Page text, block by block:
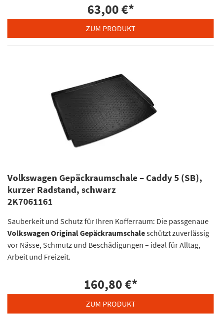
63,00 €*
ZUM PRODUKT
Volkswagen Gepäckraumschale – Caddy 5 (SB),
kurzer Radstand, schwarz
2K7061161
Sauberkeit und Schutz für Ihren Kofferraum: Die passgenaue
Volkswagen Original Gepäckraumschaleschützt zuverlässig
vor Nässe, Schmutz und Beschädigungen – ideal für Alltag,
Arbeit und Freizeit.
160,80 €*
ZUM PRODUKT